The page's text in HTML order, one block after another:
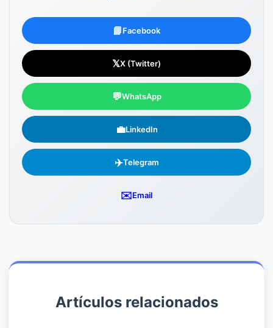
📘Facebook
𝕏X (Twitter)
💬WhatsApp
💼LinkedIn
✈️Telegram
✉️Email
Artículos relacionados